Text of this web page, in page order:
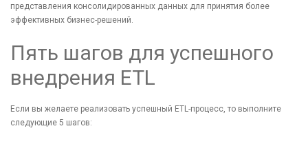
представления консолидированных данных для принятия более
эффективных бизнес-решений.
Пять шагов для успешного
внедрения ETL
Если вы желаете реализовать успешный ETL-процесс, то выполните
следующие 5 шагов: